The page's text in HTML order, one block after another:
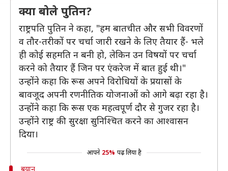
क्या बोले पुतिन?
राष्ट्रपति पुतिन ने कहा, "हम बातचीत और सभी विवरणों
व तौर-तरीकों पर चर्चा जारी रखने के लिए तैयार हैं- भले
ही कोई सहमति न बनी हो, लेकिन उन विषयों पर चर्चा
करने को तैयार हैं जिन पर एंकरेज में बात हुई थी।"
उन्होंने कहा कि रूस अपने विरोधियों के प्रयासों के
बावजूद अपनी रणनीतिक योजनाओं को आगे बढ़ा रहा है।
उन्होंने कहा कि रूस एक महत्वपूर्ण दौर से गुजर रहा है।
उन्होंने राष्ट्र की सुरक्षा सुनिश्चित करने का आश्वासन
दिया।
आपने 25% पढ़ लिया है
बयान